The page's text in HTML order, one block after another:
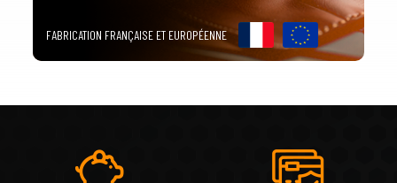
FABRICATION FRANÇAISE ET EUROPÉENNE